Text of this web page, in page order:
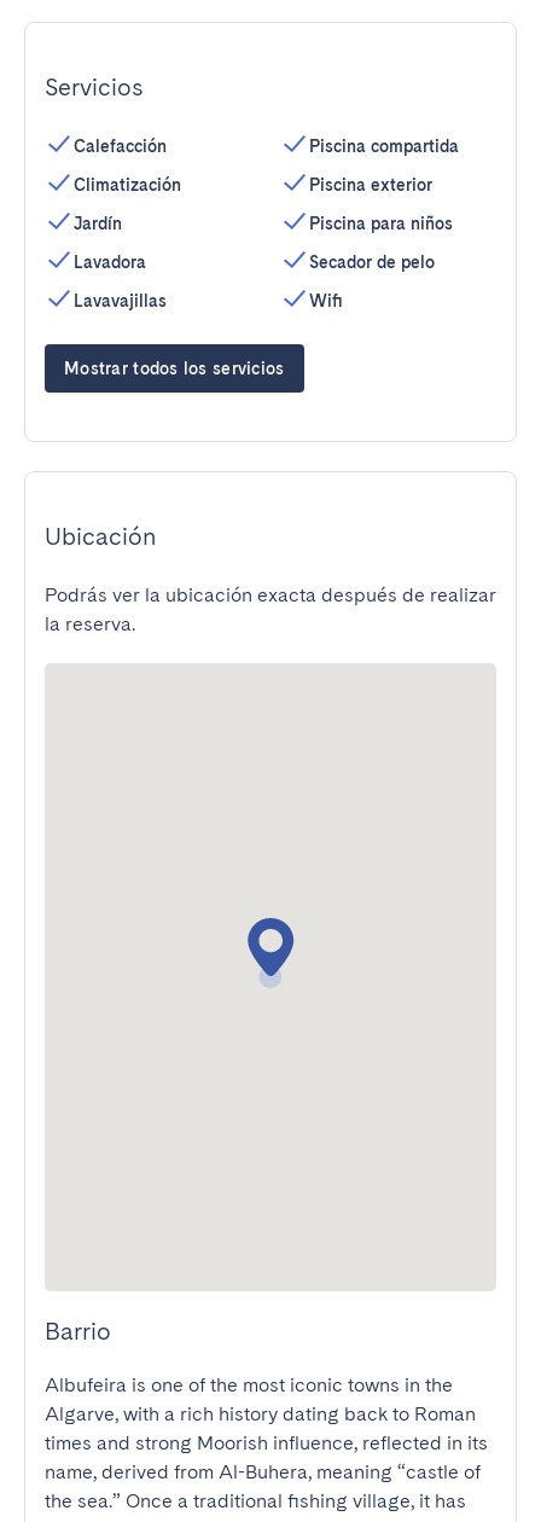
Servicios
Calefacción
Climatización
Jardín
Lavadora
Lavavajillas
Piscina compartida
Piscina exterior
Piscina para niños
Secador de pelo
Wifi
Mostrar todos los servicios
Ubicación
Podrás ver la ubicación exacta después de realizar
la reserva.
Barrio
Albufeira is one of the most iconic towns in the
Algarve, with a rich history dating back to Roman
times and strong Moorish influence, reflected in its
name, derived from Al-Buhera, meaning “castle of
the sea.” Once a traditional fishing village, it has